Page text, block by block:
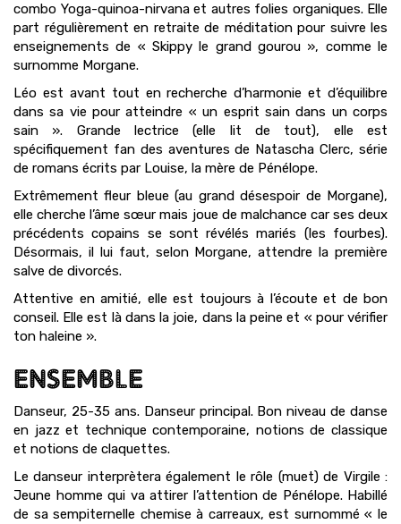
combo Yoga-quinoa-nirvana et autres folies organiques. Elle
part régulièrement en retraite de méditation pour suivre les
enseignements de « Skippy le grand gourou », comme le
surnomme Morgane.
Léo est avant tout en recherche d’harmonie et d’équilibre
dans sa vie pour atteindre « un esprit sain dans un corps
sain ». Grande lectrice (elle lit de tout), elle est
spécifiquement fan des aventures de Natascha Clerc, série
de romans écrits par Louise, la mère de Pénélope.
Extrêmement fleur bleue (au grand désespoir de Morgane),
elle cherche l’âme sœur mais joue de malchance car ses deux
précédents copains se sont révélés mariés (les fourbes).
Désormais, il lui faut, selon Morgane, attendre la première
salve de divorcés.
Attentive en amitié, elle est toujours à l’écoute et de bon
conseil. Elle est là dans la joie, dans la peine et « pour vérifier
ton haleine ».
ENSEMBLE
Danseur, 25-35 ans. Danseur principal. Bon niveau de danse
en jazz et technique contemporaine, notions de classique
et notions de claquettes.
Le danseur interprètera également le rôle (muet) de Virgile :
Jeune homme qui va attirer l’attention de Pénélope. Habillé
de sa sempiternelle chemise à carreaux, est surnommé « le